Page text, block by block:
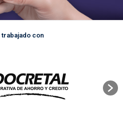
trabajado con